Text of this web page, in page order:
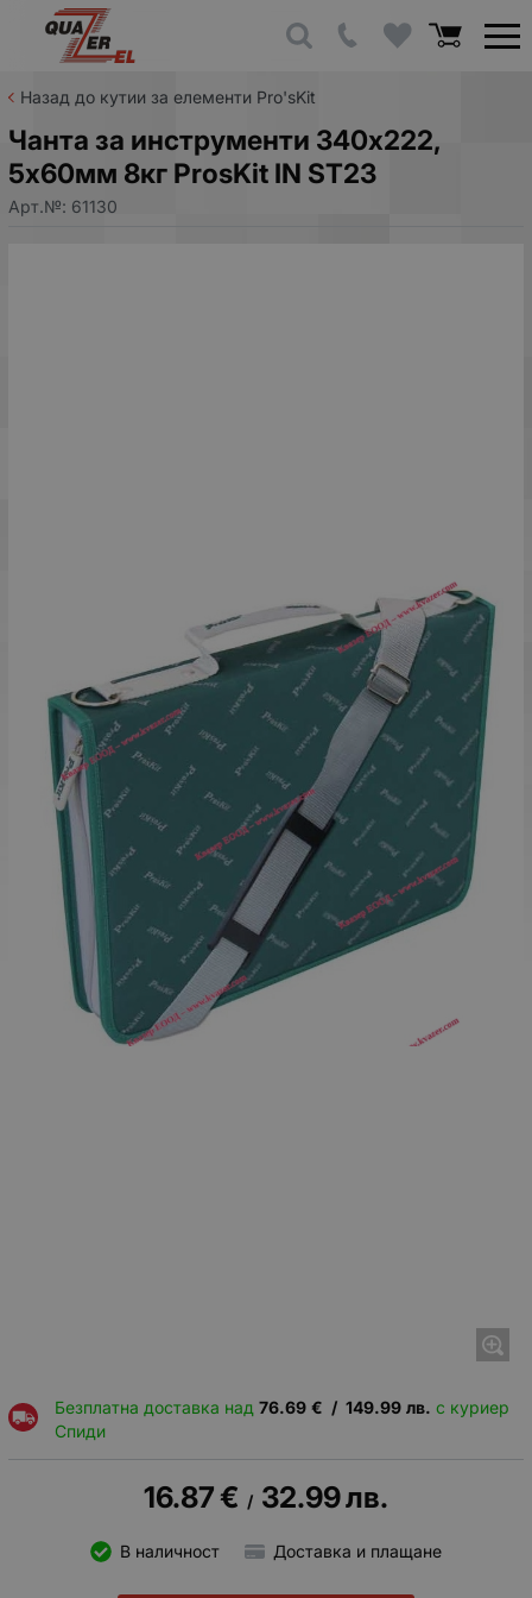
Назад до кутии за елементи Pro'sKit
Чанта за инструменти 340х222,
5х60мм 8кг ProsKit IN SТ23
Арт.№: 61130
Безплатна доставка над 76.69 € / 149.99 лв. с куриер
Спиди
16.87€ / 32.99лв.
В наличност Доставка и плащане